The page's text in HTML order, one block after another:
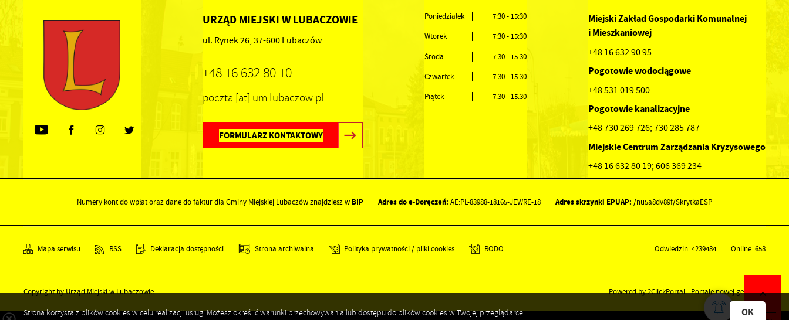
URZĄD MIEJSKI W LUBACZOWIE
ul. Rynek 26, 37-600 Lubaczów
+48 16 632 80 10
poczta [at] um.lubaczow.pl
FORMULARZ KONTAKTOWY
Poniedziałek 7:30 - 15:30
Wtorek 7:30 - 15:30
Środa 7:30 - 15:30
Czwartek 7:30 - 15:30
Piątek 7:30 - 15:30
Miejski Zakład Gospodarki Komunalnej
i Mieszkaniowej
+48 16 632 90 95
Pogotowie wodociągowe
+48 531 019 500
Pogotowie kanalizacyjne
+48 730 269 726; 730 285 787
Miejskie Centrum Zarządzania Kryzysowego
+48 16 632 80 19; 606 369 234
Numery kont do wpłat oraz dane do faktur dla Gminy Miejskiej Lubaczów znajdziesz w BIP Adres do e-Doręczeń: AE:PL-83988-18165-JEWRE-18 Adres skrzynki EPUAP: /nu5a8dv89f/SkrytkaESP
Mapa serwisu RSS Deklaracja dostępności Strona archiwalna Polityka prywatności / pliki cookies RODO Odwiedzin: 4239484 Online: 658
Copyright by Urząd Miejski w Lubaczowie Powered by2ClickPortal- Portale nowej generacji
Strona korzysta z plików cookies w celu realizacji usług. Możesz określić warunki przechowywania lub dostępu do plików cookies w Twojej przeglądarce. OK